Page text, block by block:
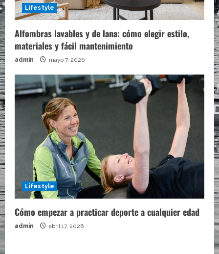
Lifestyle
Alfombras lavables y de lana: cómo elegir estilo,
materiales y fácil mantenimiento
admin mayo 7, 2026
Lifestyle
Cómo empezar a practicar deporte a cualquier edad
admin abril 17, 2026